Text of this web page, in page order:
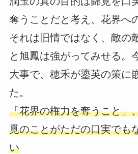
奪うことだと考え、花界へ
それは旧情ではなく、敵の
と旭鳳は強がってみせる。
大事で、穂禾が鎏英の策に
た。
「花界の権力を奪うこと」
覓のことがただの口実でも
い